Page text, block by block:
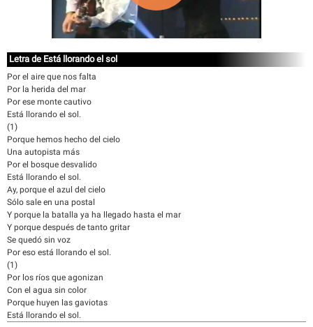
Letra de Está llorando el sol
Por el aire que nos falta
Por la herida del mar
Por ese monte cautivo
Está llorando el sol.
(1)
Porque hemos hecho del cielo
Una autopista más
Por el bosque desvalido
Está llorando el sol.
Ay, porque el azul del cielo
Sólo sale en una postal
Y porque la batalla ya ha llegado hasta el mar
Y porque después de tanto gritar
Se quedó sin voz
Por eso está llorando el sol.
(1)
Por los ríos que agonizan
Con el agua sin color
Porque huyen las gaviotas
Está llorando el sol.